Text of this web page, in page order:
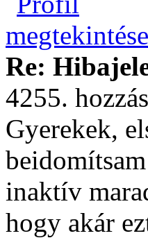
Re:
4255.
Gyerekek,
inaktív
hogy akár